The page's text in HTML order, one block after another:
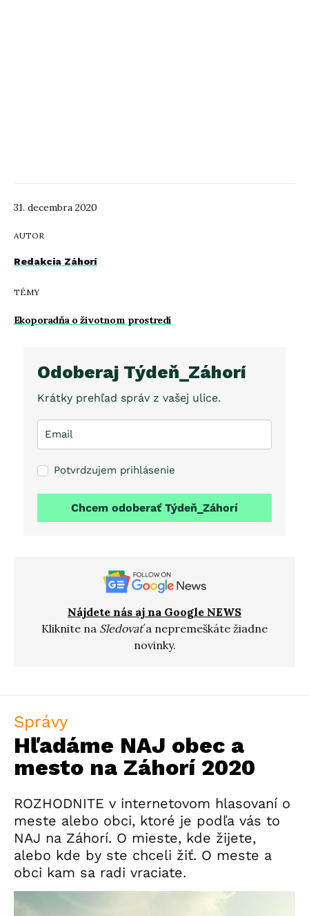
31. decembra 2020
AUTOR
Redakcia Záhorí
TÉMY
Ekoporadňa o životnom prostredí
Odoberaj Týdeň_Záhorí
Krátky prehľad správ z vašej ulice.
Potvrdzujem prihlásenie
Chcem odoberať Týdeň_Záhorí
Nájdete nás aj na Google NEWS
Kliknite na Sledovaťa nepremeškáte žiadne
novinky.
Správy
Hľadáme NAJ obec a
mesto na Záhorí 2020
ROZHODNITE v internetovom hlasovaní o
meste alebo obci, ktoré je podľa vás to
NAJ na Záhorí. O mieste, kde žijete,
alebo kde by ste chceli žiť. O meste a
obci kam sa radi vraciate.